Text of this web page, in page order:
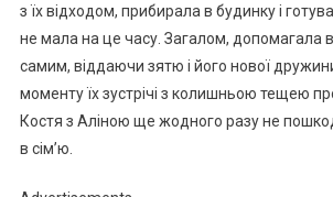
з їх відходом, прибирала в будинку і
не мала на це часу. Загалом, допомагала
самим, віддаючи зятю і його нової
моменту їх зустрічі з колишньою тещею
Костя з Аліною ще жодного разу не
в сім’ю.